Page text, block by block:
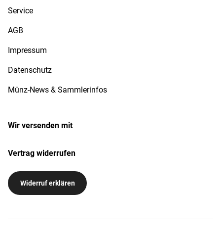
Service
AGB
Impressum
Datenschutz
Münz-News & Sammlerinfos
Wir versenden mit
Vertrag widerrufen
Widerruf erklären